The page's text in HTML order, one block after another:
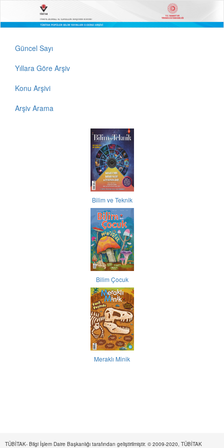
Güncel Sayı
Yıllara Göre Arşiv
Konu Arşivi
Arşiv Arama
Bilim ve Teknik
Bilim Çocuk
Meraklı Minik
TÜBİTAK- Bilgi İşlem Daire Başkanlığı tarafından geliştirilmiştir. © 2009-2020, TÜBİTAK